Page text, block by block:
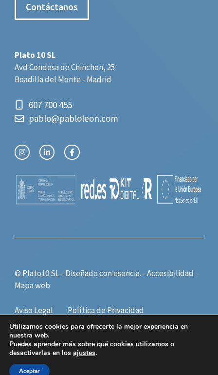
Contáctanos
Plato 10 SL
Avd Condesa de Chinchon, 25
Boadilla del Monte - Madrid
607 700 455
pablo@pabloleon.com
© Plato10 SL - Diseñado conesencia. -Accesibilidad -
Mapa web
Aviso Legal
Política de Privacidad
Política de Cookies
Utilizamos cookies para ofrecerte la mejor experiencia en
nuestra web.
Puedes aprender más sobre qué cookies utilizamos o
desactivarlas en los ajustes.
Aceptar